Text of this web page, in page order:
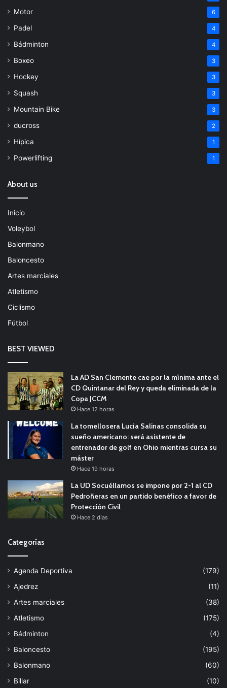
Motor 6
Padel 4
Bádminton 4
Boxeo 3
Hockey 3
Squash 3
Mountain Bike 3
ducross 2
Hípica 1
Powerlifting 1
About us
Inicio
Voleybol
Balonmano
Baloncesto
Artes marciales
Atletismo
Ciclismo
Fútbol
BEST VIEWED
La AD San Clemente cae por la mínima ante el
CD Quintanar del Rey y queda eliminada de la
Copa JCCM
Hace 12 horas
La tomellosera Lucía Salinas consolida su
sueño americano: será asistente de
entrenador de golf en Ohio mientras cursa su
máster
Hace 19 horas
La UD Socuéllamos se impone por 2-1 al CD
Pedroñeras en un partido benéfico a favor de
Protección Civil
Hace 2 días
Categorías
Agenda Deportiva
(179)
Ajedrez
(11)
Artes marciales
(38)
Atletismo
(175)
Bádminton
(4)
Baloncesto
(195)
Balonmano
(60)
Billar
(10)